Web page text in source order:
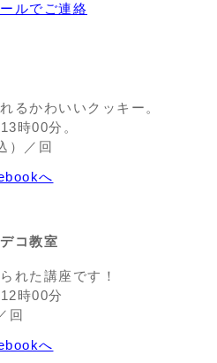
ールでご連絡
るかわいいクッキー。
時00分。
）／回
へ
コ教室
れた講座です！
時00分
回
へ